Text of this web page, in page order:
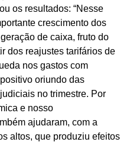
os resultados: “Nesse
crescimento dos
de caixa, fruto do
dos reajustes tarifários de
nos gastos com
oriundo das
no trimestre. Por
e nosso
ajudaram, com a
altos, que produziu efeitos